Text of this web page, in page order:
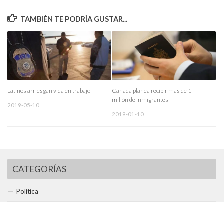
TAMBIÉN TE PODRÍA GUSTAR...
Latinos arriesgan vida en trabajo
2019-05-10
Canadá planea recibir más de 1
millón de inmigrantes
2019-01-10
CATEGORÍAS
Política